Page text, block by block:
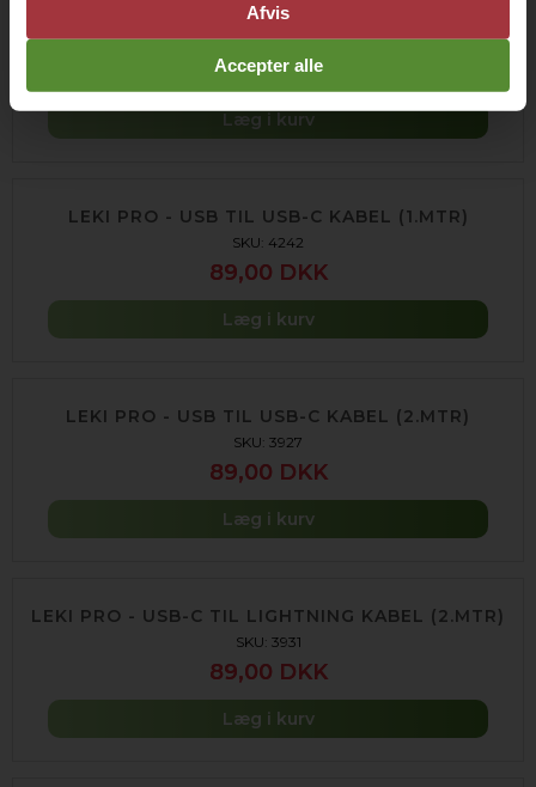
LEKI PRO - USB TIL MICRO USB KABEL (2.MTR)
SKU: 3934
89,00 DKK
Læg i kurv
LEKI PRO - USB TIL USB-C KABEL (1.MTR)
SKU: 4242
89,00 DKK
Læg i kurv
LEKI PRO - USB TIL USB-C KABEL (2.MTR)
SKU: 3927
89,00 DKK
Læg i kurv
LEKI PRO - USB-C TIL LIGHTNING KABEL (2.MTR)
SKU: 3931
89,00 DKK
Læg i kurv
Afvis
Accepter alle